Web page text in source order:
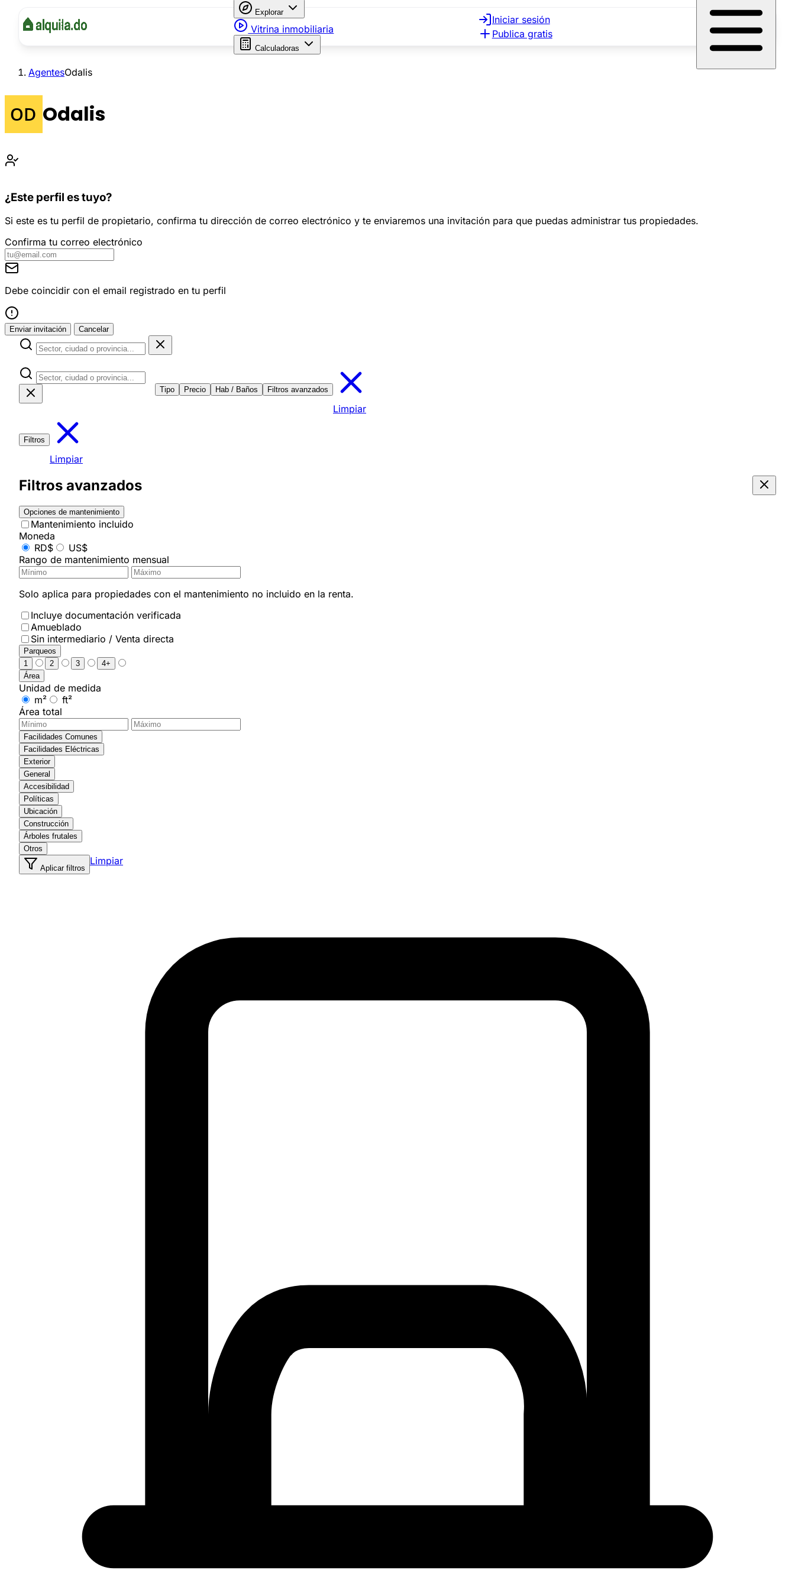
Explorar
Vitrina inmobiliaria
Calculadoras
Iniciar sesión
Publica gratis
AgentesOdalis
Odalis
¿Este perfil es tuyo?
Si este es tu perfil de propietario, confirma tu dirección de correo electrónico y te enviaremos una invitación para que puedas administrar tus propiedades.
Confirma tu correo electrónico
Debe coincidir con el email registrado en tu perfil
Enviar invitación Cancelar
Tipo Precio Hab / Baños Filtros avanzados
Limpiar
Filtros
Limpiar
Filtros avanzados
Opciones de mantenimiento
Mantenimiento incluido
Moneda
RD$
US$
Rango de mantenimiento mensual
Solo aplica para propiedades con el mantenimiento no incluido en la renta.
Incluye documentación verificada
Amueblado
Sin intermediario / Venta directa
Parqueos
1
2 3
4+
Área
Unidad de medida
m²
ft²
Área total
Facilidades Comunes
Facilidades Eléctricas
Exterior
General
Accesibilidad
Políticas
Ubicación
Construcción
Árboles frutales
Otros
Aplicar filtros
Limpiar